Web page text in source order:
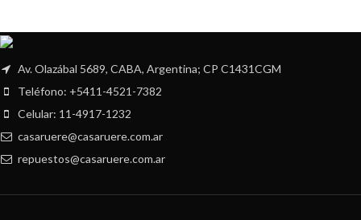
Av. Olazábal 5689, CABA, Argentina; CP C1431CGM
Teléfono: +5411-4521-7382
Celular: 11-4917-1232
casaruere@casaruere.com.ar
repuestos@casaruere.com.ar